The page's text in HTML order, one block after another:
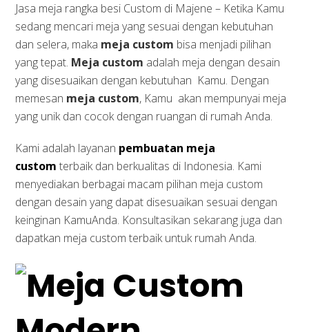
Jasa meja rangka besi Custom di Majene – Ketika Kamu
sedang mencari meja yang sesuai dengan kebutuhan
dan selera, maka meja custom bisa menjadi pilihan
yang tepat. Meja custom adalah meja dengan desain
yang disesuaikan dengan kebutuhan Kamu. Dengan
memesan meja custom, Kamu akan mempunyai meja
yang unik dan cocok dengan ruangan di rumah Anda.
Kami adalah layanan pembuatan meja
custom terbaik dan berkualitas di Indonesia. Kami
menyediakan berbagai macam pilihan meja custom
dengan desain yang dapat disesuaikan sesuai dengan
keinginan KamuAnda. Konsultasikan sekarang juga dan
dapatkan meja custom terbaik untuk rumah Anda.